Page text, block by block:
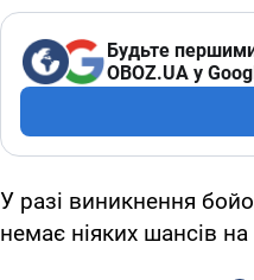
Будьте
OBOZ.UA у
У разі виникнення
немає ніяких шансів